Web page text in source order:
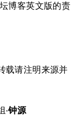
博客英文版的责
载请注明来源并
·钟源